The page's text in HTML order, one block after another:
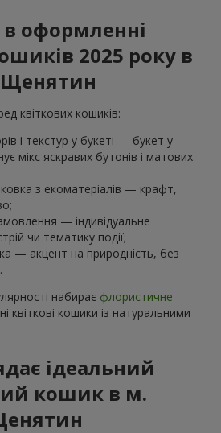
оформленні
2025 року в
квіткових кошиків:
і текстур у букеті — букет у
мікс яскравих бутонів і матових
з екоматеріалів — крафт,
— індивідуальне
чи тематику події;
— акцент на природність, без
набирає флористичне
квіткові кошики із натуральними
ідеальний
кошик в м.